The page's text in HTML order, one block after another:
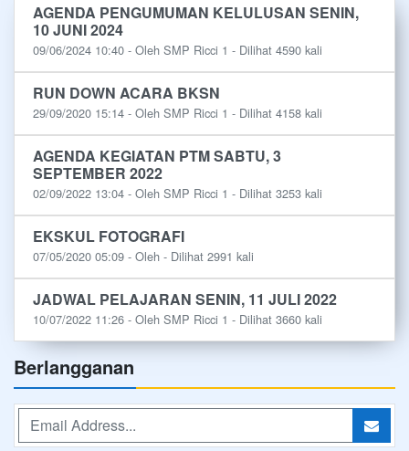
AGENDA PENGUMUMAN KELULUSAN SENIN,
10 JUNI 2024
09/06/2024 10:40 - Oleh SMP Ricci 1 - Dilihat 4590 kali
RUN DOWN ACARA BKSN
29/09/2020 15:14 - Oleh SMP Ricci 1 - Dilihat 4158 kali
AGENDA KEGIATAN PTM SABTU, 3
SEPTEMBER 2022
02/09/2022 13:04 - Oleh SMP Ricci 1 - Dilihat 3253 kali
EKSKUL FOTOGRAFI
07/05/2020 05:09 - Oleh - Dilihat 2991 kali
JADWAL PELAJARAN SENIN, 11 JULI 2022
10/07/2022 11:26 - Oleh SMP Ricci 1 - Dilihat 3660 kali
Berlangganan